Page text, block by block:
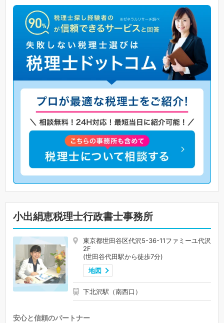
小出絹恵税理士行政書士事務所
東京都世田谷区代沢5-36-11ファミーユ代沢
2F
(世田谷代田駅から徒歩7分)
地図
下北沢駅（南西口）
安心と信頼のパートナー